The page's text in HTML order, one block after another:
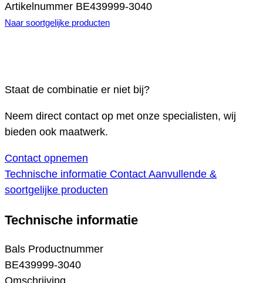
Artikelnummer BE439999-3040
Naar soortgelijke producten
Staat de combinatie er niet bij?
Neem direct contact op met onze specialisten, wij
bieden ook maatwerk.
Contact opnemen
Technische informatie Contact Aanvullende &
soortgelijke producten
Technische informatie
Bals Productnummer
BE439999-3040